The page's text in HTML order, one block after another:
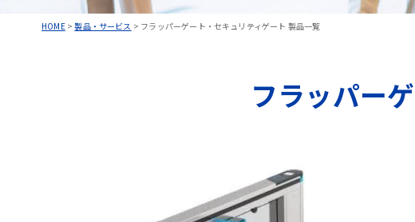
HOME>製品・サービス > フラッパーゲート・セキュリティゲート 製品一覧
フラッパー